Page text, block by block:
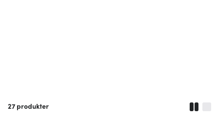
27 produkter